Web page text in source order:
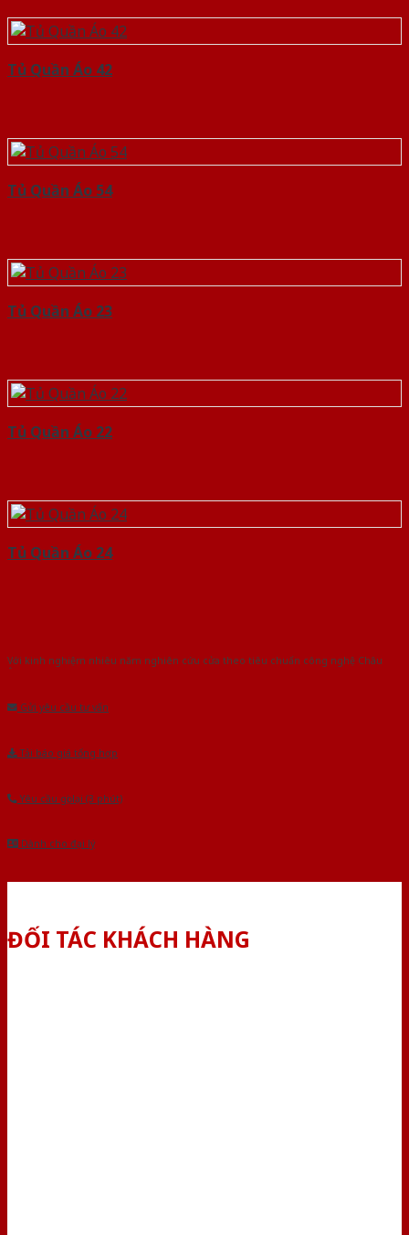
Tủ Quần Áo 42
Tủ Quần Áo 54
Tủ Quần Áo 23
Tủ Quần Áo 22
Tủ Quần Áo 24
Với kinh nghiệm nhiêu năm nghiên cứu cửa theo tiêu chuẩn công nghệ Châu
Gửi yêu cầu tư vấn
Tải báo giá tổng hợp
Yêu cầu gọi lại (3 phút)
Dành cho đại lý
ĐỐI TÁC KHÁCH HÀNG